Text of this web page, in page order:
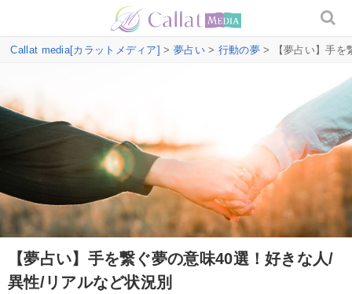
Callat media[カラットメディア] > 夢占い> 行動の夢> 【夢占い】手を
【夢占い】手を繋ぐ夢の意味40選！好きな人/
異性/リアルなど状況別